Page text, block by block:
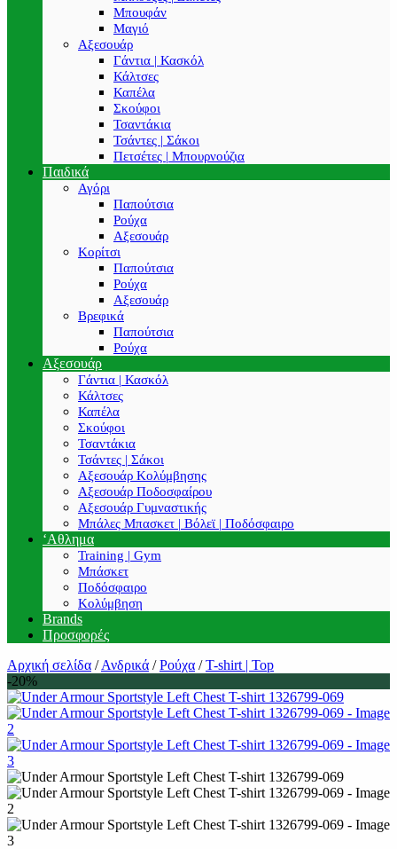
Μπουφάν
Μαγιό
Αξεσουάρ
Γάντια | Κασκόλ
Κάλτσες
Καπέλα
Σκούφοι
Τσαντάκια
Τσάντες | Σάκοι
Πετσέτες | Μπουρνούζια
Παιδικά
Αγόρι
Παπούτσια
Ρούχα
Αξεσουάρ
Κορίτσι
Παπούτσια
Ρούχα
Αξεσουάρ
Βρεφικά
Παπούτσια
Ρούχα
Αξεσουάρ
Γάντια | Κασκόλ
Κάλτσες
Καπέλα
Σκούφοι
Τσαντάκια
Τσάντες | Σάκοι
Αξεσουάρ Κολύμβησης
Αξεσουάρ Ποδοσφαίρου
Αξεσουάρ Γυμναστικής
Μπάλες Μπασκετ | Βόλεϊ | Ποδόσφαιρο
‘Αθλημα
Training | Gym
Μπάσκετ
Ποδόσφαιρο
Κολύμβηση
Brands
Προσφορές
Αρχική σελίδα /Ανδρικά / Ρούχα / T-shirt | Top
-20%